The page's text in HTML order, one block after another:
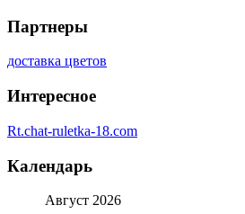
Партнеры
доставка цветов
Интересное
Rt.chat-ruletka-18.com
Календарь
Август 2026